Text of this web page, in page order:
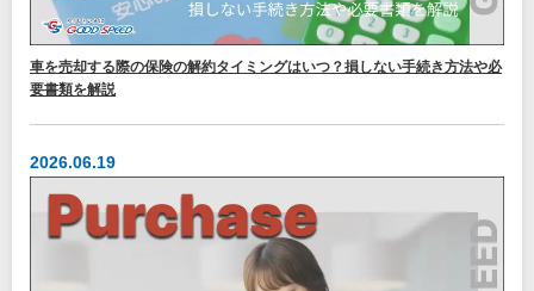
車を売却する際の保険の解約タイミングはいつ？損しない手続き方法や必
要書類を解説
2026.06.19